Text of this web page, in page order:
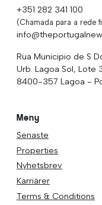
+351 282 341 100
(Chamada para a rede
Rua Municipio de S
Urb. Lagoa Sol, Lote
8400-357 Lagoa -
Meny
Senaste
Properties
Nyhetsbrev
Karriärer
Terms & Conditions